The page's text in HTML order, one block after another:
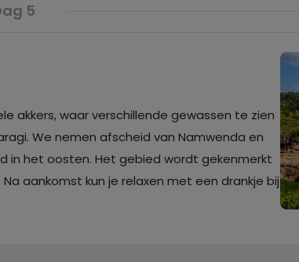
5
akkers, waar verschillende gewassen te zien
We nemen afscheid van Namwenda en
in het oosten. Het gebied wordt gekenmerkt
aankomst kun je relaxen met een drankje bij